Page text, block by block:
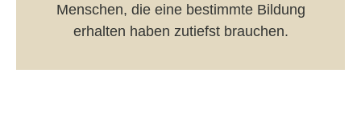
Menschen, die eine bestimmte Bildung
erhalten haben zutiefst brauchen.